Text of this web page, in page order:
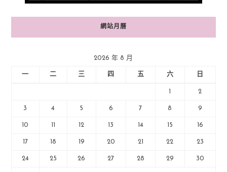
網站月曆
2026 年 8 月
一 二 三 四 五 六 日
2
3 4 5 6 7 8 9
10 12 13 14 15 16
17 18 19 20 21 22 23
24 25 26 27 28 29 30